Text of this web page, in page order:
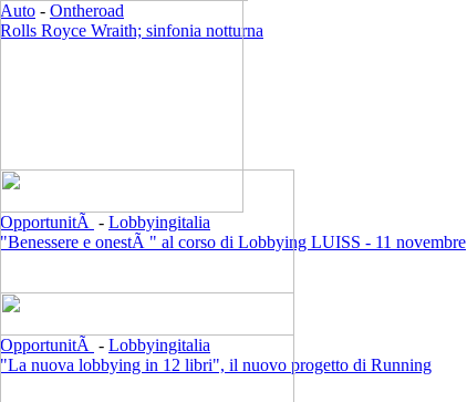
Auto - Ontheroad
Rolls Royce Wraith; sinfonia notturna
OpportunitÃ - Lobbyingitalia
"Benessere e onestÃ " al corso di Lobbying LUISS - 11 novembre
OpportunitÃ - Lobbyingitalia
"La nuova lobbying in 12 libri", il nuovo progetto di Running